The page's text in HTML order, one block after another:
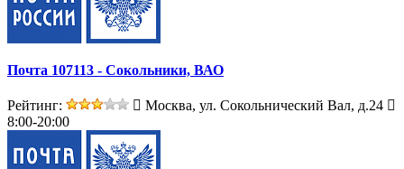
Почта 107113 - Сокольники, ВАО
Рейтинг:
Москва, ул. Сокольнический Вал, д.24
8:00-20:00